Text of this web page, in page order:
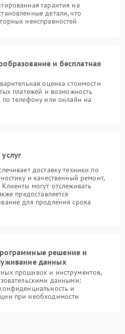
гарантия на
детали, что
неисправностей
и бесплатная
оценка стоимости
платежей и возможность
по телефону или онлайн на
доставку техники по
и качественный ремонт,
могут отслеживать
предоставляется
для продления срока
решение и
данных
прошивок и инструментов,
данными:
и
при необходимости